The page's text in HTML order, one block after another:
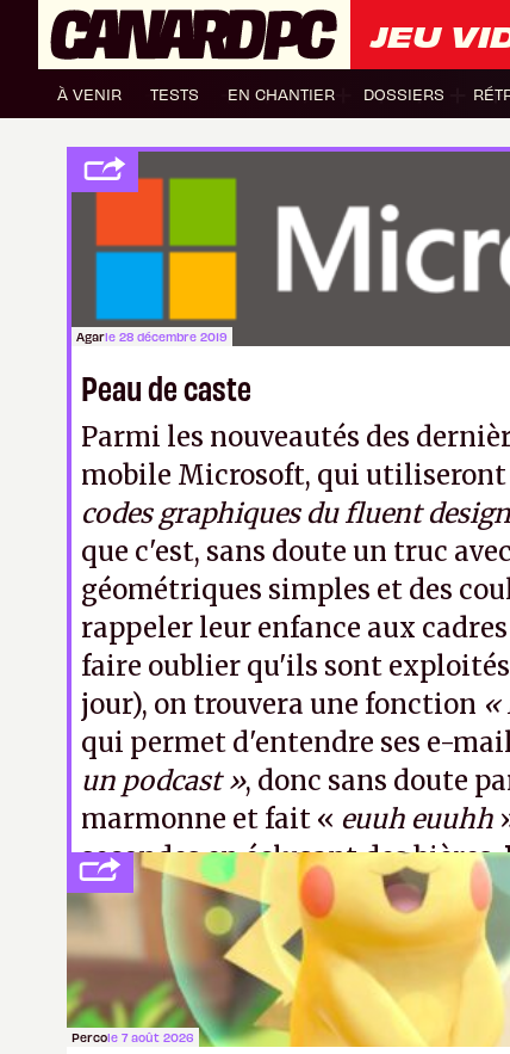
JEU
À VENIR TESTS EN CHANTIER DOSSIERS
Agarle 28 décembre 2019
Peau de caste
Parmi les nouveautés des
mobile Microsoft, qui utiliseront
codes graphiques du fluent
que c'est, sans doute un truc
géométriques simples et des
rappeler leur enfance aux
faire oublier qu'ils sont
jour), on trouvera une fonction «
qui permet d'entendre ses e-
un podcast », donc sans doute
marmonne et fait « euuh euuhh
secondes en éclusant des bières.
Percole 7 août 2026